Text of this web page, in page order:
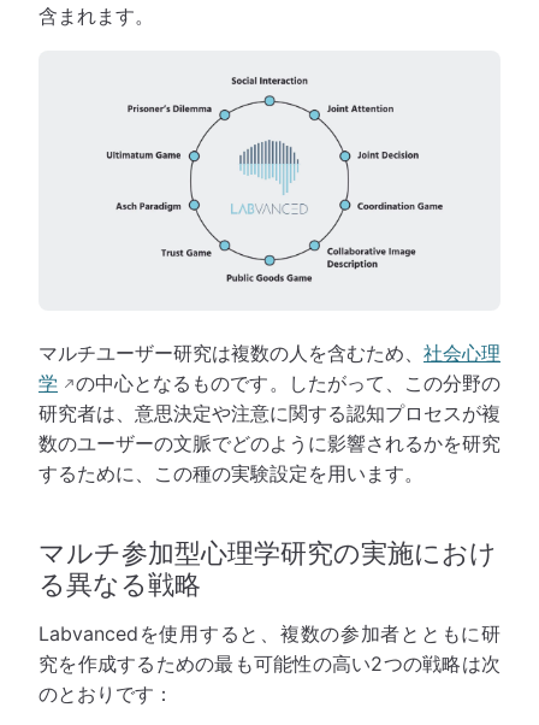
含まれます。
マルチユーザー研究は複数の人を含むため、 社会心理
学
の中心となるものです。したがって、この分野の
研究者は、意思決定や注意に関する認知プロセスが複
数のユーザーの文脈でどのように影響されるかを研究
するために、この種の実験設定を用います。
マルチ参加型心理学研究の実施におけ
る異なる戦略
Labvancedを使用すると、複数の参加者とともに研
究を作成するための最も可能性の高い2つの戦略は次
のとおりです：